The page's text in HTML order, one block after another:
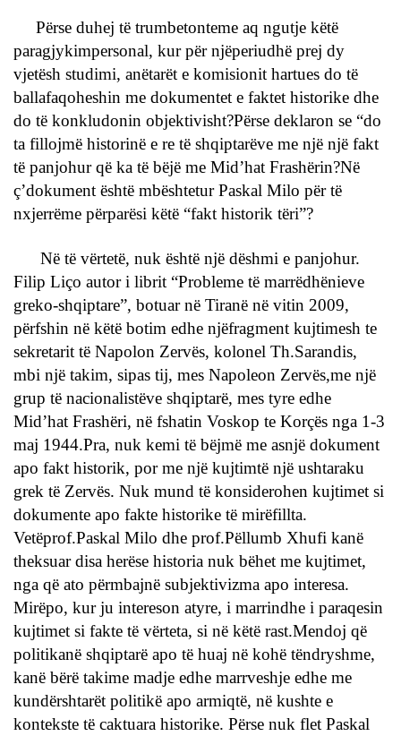
Përse duhej të trumbetonteme aq ngutje këtë
paragjykimpersonal, kur për njëperiudhë prej dy
vjetësh studimi, anëtarët e komisionit hartues do të
ballafaqoheshin me dokumentet e faktet historike dhe
do të konkludonin objektivisht?Përse deklaron se “do
ta fillojmë historinë e re të shqiptarëve me një një fakt
të panjohur që ka të bëjë me Mid’hat Frashërin?Në
ç’dokument është mbështetur Paskal Milo për të
nxjerrëme përparësi këtë “fakt historik tëri”?
Në të vërtetë, nuk është një dëshmi e panjohur.
Filip Liço autor i librit “Probleme të marrëdhënieve
greko-shqiptare”, botuar në Tiranë në vitin 2009,
përfshin në këtë botim edhe njëfragment kujtimesh te
sekretarit të Napolon Zervës, kolonel Th.Sarandis,
mbi një takim, sipas tij, mes Napoleon Zervës,me një
grup të nacionalistëve shqiptarë, mes tyre edhe
Mid’hat Frashëri, në fshatin Voskop te Korçës nga 1-3
maj 1944.Pra, nuk kemi të bëjmë me asnjë dokument
apo fakt historik, por me një kujtimtë një ushtaraku
grek të Zervës. Nuk mund të konsiderohen kujtimet si
dokumente apo fakte historike të mirëfillta.
Vetëprof.Paskal Milo dhe prof.Pëllumb Xhufi kanë
theksuar disa herëse historia nuk bëhet me kujtimet,
nga që ato përmbajnë subjektivizma apo interesa.
Mirëpo, kur ju intereson atyre, i marrindhe i paraqesin
kujtimet si fakte të vërteta, si në këtë rast.Mendoj që
politikanë shqiptarë apo të huaj në kohë tëndryshme,
kanë bërë takime madje edhe marrveshje edhe me
kundërshtarët politikë apo armiqtë, në kushte e
kontekste të caktuara historike. Përse nuk flet Paskal